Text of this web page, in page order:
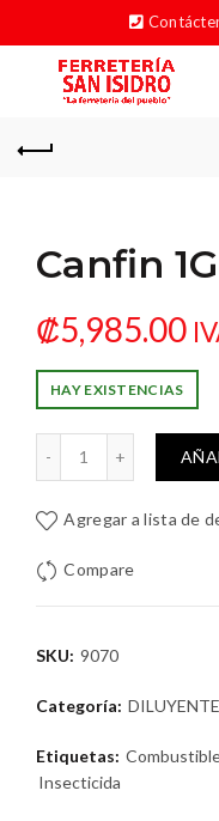
Canfin
₡5,985.00
HAY EXISTENCIAS
Agregar a lista de
Compare
SKU: 9070
Categoría:
Etiquetas:
Insecticida